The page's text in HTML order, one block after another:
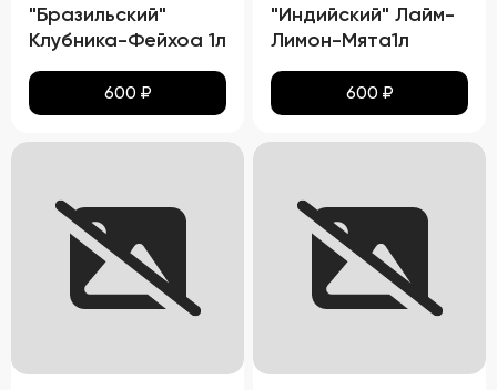
"Бразильский"
Клубника-Фейхоа 1л
600 ₽
"Индийский" Лайм-
Лимон-Мята1л
600 ₽